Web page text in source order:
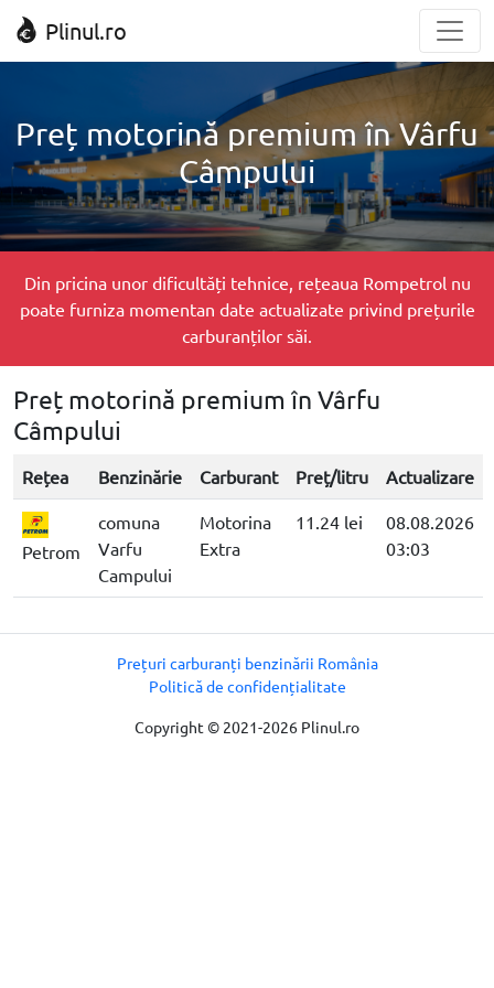
Plinul.ro
Preț motorină premium în Vârfu
Câmpului
Din pricina unor dificultăți tehnice, rețeaua Rompetrol nu
poate furniza momentan date actualizate privind prețurile
carburanților săi.
Preț motorină premium în Vârfu
Câmpului
Rețea Benzinărie Carburant Preț/litru Actualizare
Petrom
comuna
Varfu
Campului
Motorina
Extra
11.24 lei
08.08.2026
03:03
Copyright © 2021-2026 Plinul.ro
Prețuri carburanți benzinării România
Politică de confidențialitate